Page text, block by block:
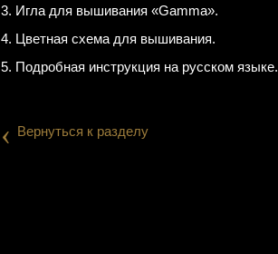
3. Игла для вышивания «Gamma».
4. Цветная схема для вышивания.
5. Подробная инструкция на русском языке.
‹ Вернуться к разделу